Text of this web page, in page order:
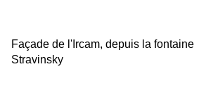
Façade de l'Ircam, depuis la fontaine
Stravinsky